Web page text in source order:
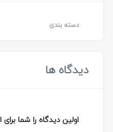
دسته بندی
دیدگاه ها
اولین دیدگاه را شما